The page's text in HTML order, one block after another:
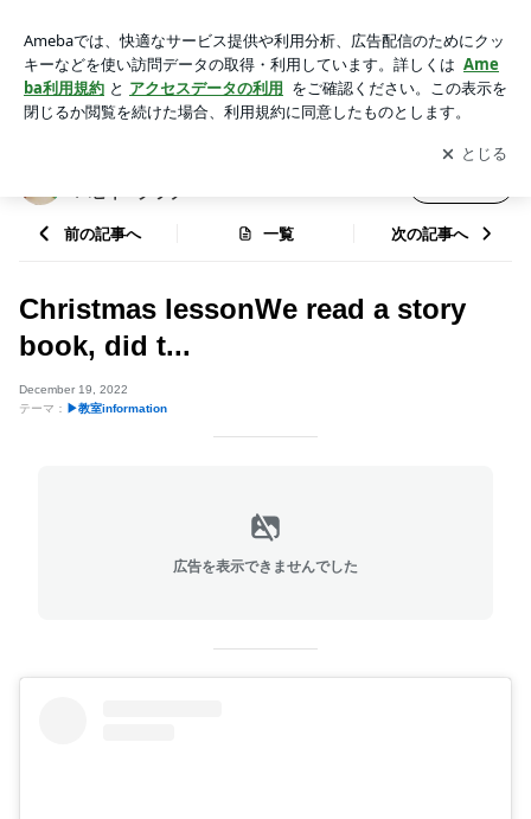
英語と知育とあそびの子育て☆ハピイークラブ
アプリをダウンロードして ブログの更新通知
を受け取りまし
ょう。
開く
ハピイークラブ
前の記事へ 一覧 次の記事へ
Christmas lessonWe read a story
book, did t...
December 19, 2022
テーマ： ▶︎教室information
広告を表示できませんでした